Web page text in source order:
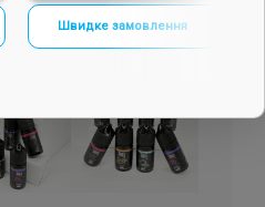
Швидке замовлення